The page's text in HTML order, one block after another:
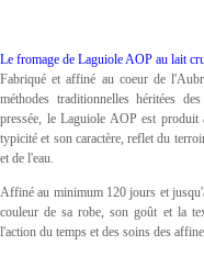
Le fromage de Laguiole AOP au lait
Fabriqué et affiné au coeur de
méthodes traditionnelles héritées
pressée, le Laguiole AOP est
typicité et son caractère, reflet du
et de l'eau.
Affiné au minimum 120 jours et
couleur de sa robe, son goût et la
l'action du temps et des soins des